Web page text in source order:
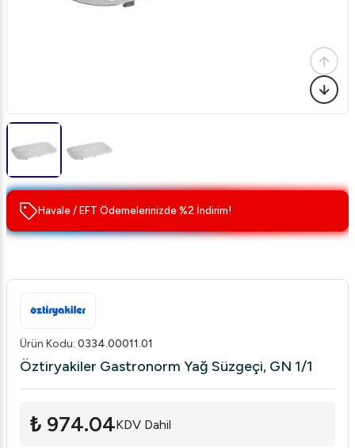
Havale / EFT Ödemelerinizde %2 İndirim!
Ürün Kodu: 0334.00011.01
Öztiryakiler Gastronorm Yağ Süzgeçi, GN 1/1
₺ 974.04KDV Dahil